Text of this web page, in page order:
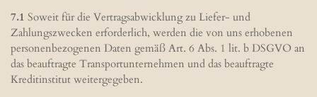
7.1 Soweit für die Vertragsabwicklung zu Liefer- und
Zahlungszwecken erforderlich, werden die von uns erhobenen
personenbezogenen Daten gemäß Art. 6 Abs. 1 lit. b DSGVO an
das beauftragte Transportunternehmen und das beauftragte
Kreditinstitut weitergegeben.